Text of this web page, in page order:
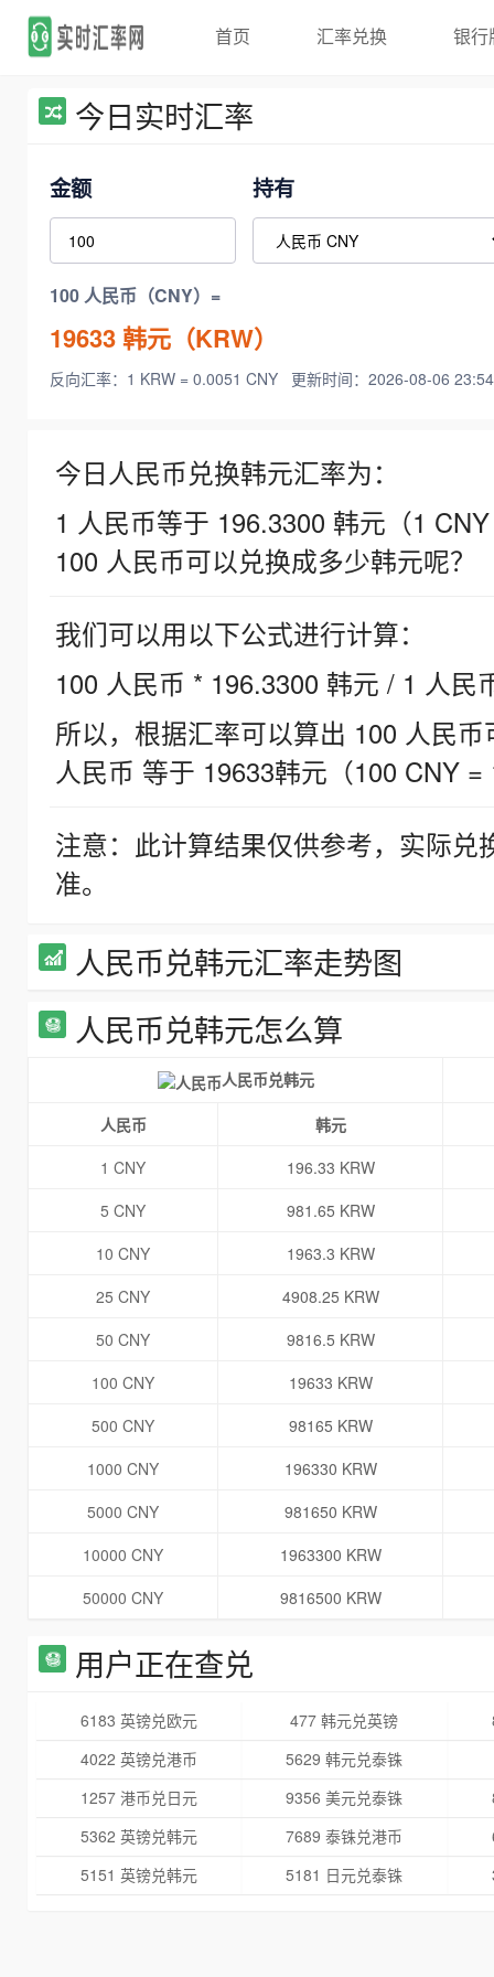
首页 汇率兑换 银行
今日实时汇率
金额 持有
100 人民币（CNY）=
19633韩元（KRW）
反向汇率：1 KRW = 0.0051 CNY 更新时间：2026-08-06
今日人民币兑换韩元汇率为：
1 人民币等于 196.3300 韩元（1
100 人民币可以兑换成多少韩元呢？
我们可以用以下公式进行计算：
100 人民币 * 196.3300 韩元 / 1 人民
所以，根据汇率可以算出 100 人民
人民币 等于 19633韩元（100 CNY =
注意：此计算结果仅供参考，实际
准。
人民币兑韩元汇率走势图
人民币兑韩元怎么算
人民币兑韩元
人民币
韩元
1 CNY
196.33 KRW
5 CNY
981.65 KRW
10 CNY
1963.3 KRW
25 CNY
4908.25 KRW
50 CNY
9816.5 KRW
100 CNY
19633 KRW
500 CNY
98165 KRW
1000 CNY
196330 KRW
5000 CNY
981650 KRW
10000 CNY
1963300 KRW
50000 CNY
9816500 KRW
用户正在查兑
6183 英镑兑欧元 477 韩元兑英镑
4022 英镑兑港币
5629 韩元兑泰铢
1257 港币兑日元
9356 美元兑泰铢
5362 英镑兑韩元
7689 泰铢兑港币
5151 英镑兑韩元
5181 日元兑泰铢